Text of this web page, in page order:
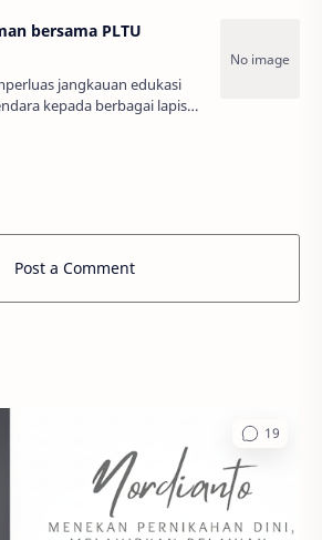
bersama PLTU
jangkauan edukasi
kepada berbagai lapisan
Kalimantan Barat
kembali
Post a Comment